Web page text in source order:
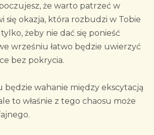
że warto patrzeć w
się okazja, która rozbudzi w Tobie
żeby nie dać się ponieść
wrześniu łatwo będzie uwierzyć
bez pokrycia.
będzie wahanie między ekscytacją
to właśnie z tego chaosu może